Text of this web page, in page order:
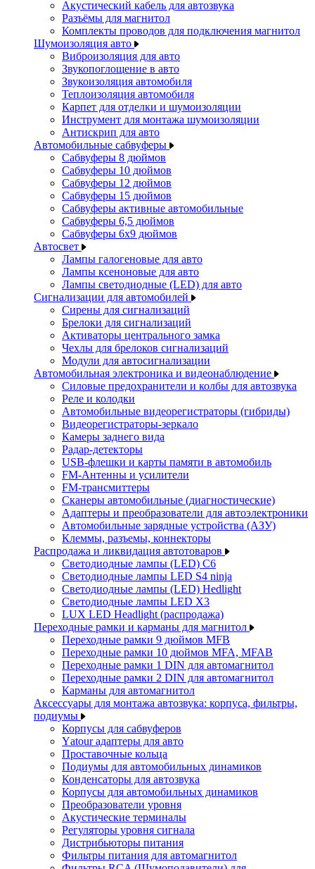
Акустический кабель для автозвука
Разъёмы для магнитол
Комплекты проводов для подключения магнитол
Шумоизоляция авто
Виброизоляция для авто
Звукопоглощение в авто
Звукоизоляция автомобиля
Теплоизоляция автомобиля
Карпет для отделки и шумоизоляции
Инструмент для монтажа шумоизоляции
Антискрип для авто
Автомобильные сабвуферы
Сабвуферы 8 дюймов
Сабвуферы 10 дюймов
Сабвуферы 12 дюймов
Сабвуферы 15 дюймов
Сабвуферы активные автомобильные
Сабвуферы 6,5 дюймов
Сабвуферы 6x9 дюймов
Автосвет
Лампы галогеновые для авто
Лампы ксеноновые для авто
Лампы светодиодные (LED) для авто
Сигнализации для автомобилей
Сирены для сигнализаций
Брелоки для сигнализаций
Активаторы центрального замка
Чехлы для брелоков сигнализаций
Модули для автосигнализации
Автомобильная электроника и видеонаблюдение
Силовые предохранители и колбы для автозвука
Реле и колодки
Автомобильные видеорегистраторы (гибриды)
Видеорегистраторы-зеркало
Камеры заднего вида
Радар-детекторы
USB-флешки и карты памяти в автомобиль
FM-Антенны и усилители
FM-трансмиттеры
Сканеры автомобильные (диагностические)
Адаптеры и преобразователи для автоэлектроники
Автомобильные зарядные устройства (АЗУ)
Клеммы, разъемы, коннекторы
Распродажа и ликвидация автотоваров
Светодиодные лампы (LED) C6
Светодиодные лампы LED S4 ninja
Светодиодные лампы (LED) Hedlight
Светодиодные лампы LED X3
LUX LED Headlight (распродажа)
Переходные рамки и карманы для магнитол
Переходные рамки 9 дюймов MFB
Переходные рамки 10 дюймов MFA, MFAB
Переходные рамки 1 DIN для автомагнитол
Переходные рамки 2 DIN для автомагнитол
Карманы для автомагнитол
Аксессуары для монтажа автозвука: корпуса, фильтры,
подиумы
Корпусы для сабвуферов
Yаtour адаптеры для авто
Проставочные кольца
Подиумы для автомобильных динамиков
Конденсаторы для автозвука
Корпусы для автомобильных динамиков
Преобразователи уровня
Акустические терминалы
Регуляторы уровня сигнала
Дистрибьюторы питания
Фильтры питания для автомагнитол